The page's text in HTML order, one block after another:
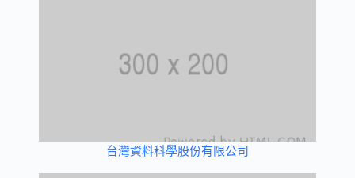
台灣資料科學股份有限公司